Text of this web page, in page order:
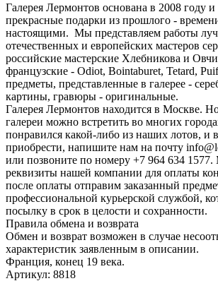
Галерея Лермонтов основана в 2008 году и
прекрасные подарки из прошлого -
настоящими. Мы представляем работы
отечественных и европейских мастеров
российские мастерские Хлебникова и
французские - Odiot, Bointaburet, Tetard,
предметы, представленные в галерее -
картины, гравюры - оригинальные.
Галерея Лермонтов находится в Москве.
галереи можно встретить во многих
понравился какой-либо из наших лотов, и
приобрести, напишите нам на почту
или позвоните по номеру +7 964 634
реквизиты нашей компании для оплаты
после оплаты отправим заказанный
профессиональной курьерской службой,
посылку в срок в целости и сохранности.
Правила обмена и возврата
Обмен и возврат возможен в случае
характеристик заявленным в описании.
Франция, конец 19 века.
Артикул: 8818